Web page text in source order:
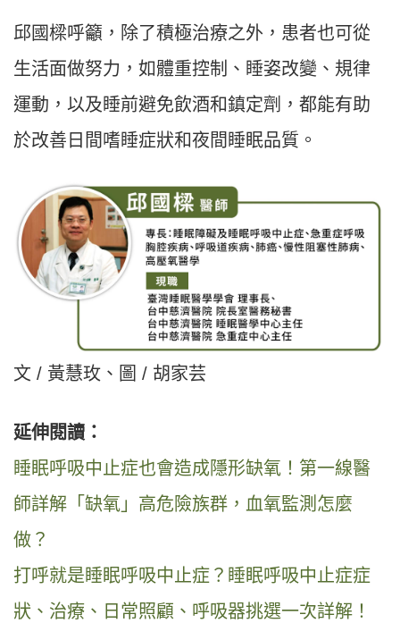
邱國樑呼籲，除了積極治療之外，患者也可從
生活面做努力，如體重控制、睡姿改變、規律
運動，以及睡前避免飲酒和鎮定劑，都能有助
於改善日間嗜睡症狀和夜間睡眠品質。
文 / 黃慧玫、圖 / 胡家芸
延伸閱讀：
睡眠呼吸中止症也會造成隱形缺氧！第一線醫
師詳解「缺氧」高危險族群，血氧監測怎麼
做？
打呼就是睡眠呼吸中止症？睡眠呼吸中止症症
狀、治療、日常照顧、呼吸器挑選一次詳解！